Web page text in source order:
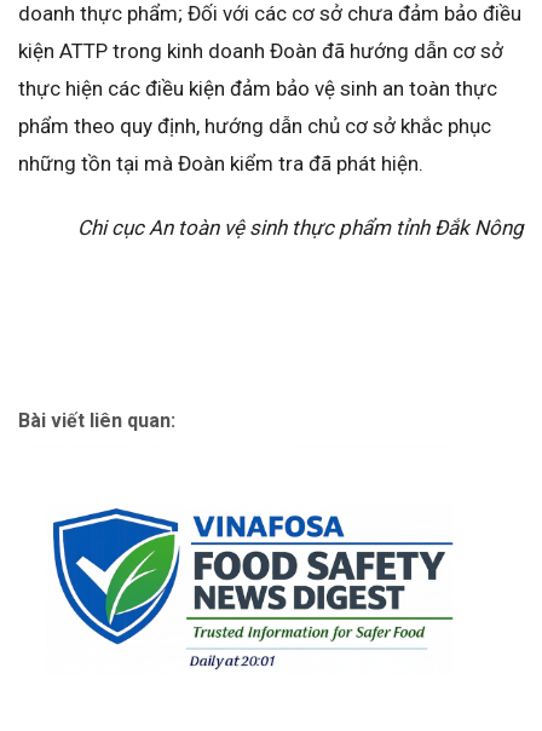
doanh thực phẩm; Đối với các cơ sở chưa đảm bảo điều
kiện ATTP trong kinh doanh Đoàn đã hướng dẫn cơ sở
thực hiện các điều kiện đảm bảo vệ sinh an toàn thực
phẩm theo quy định, hướng dẫn chủ cơ sở khắc phục
những tồn tại mà Đoàn kiểm tra đã phát hiện.
Chi cục An toàn vệ sinh thực phẩm tỉnh Đắk Nông
Bài viết liên quan: